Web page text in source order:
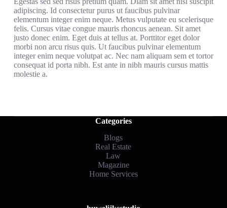
adipiscing. Id consectetur purus ut faucibus pulvinar
elementum integer enim neque. Metus vulputate eu scelerisque
felis. Cursus vitae congue mauris rhoncus aenean. Sit amet
justo donec enim. Eget duis at tellus at. Porttitor eget dolor
morbi non arcu risus quis. Ut faucibus pulvinar elementum
integer enim neque volutpat ac. Nec nam aliquam sem et tortor
consequat id porta nibh. Est ante in nibh mauris cursus mattis
molestie a.
Categories
Blogs
Real Estate
Law
Magazine
Home Services